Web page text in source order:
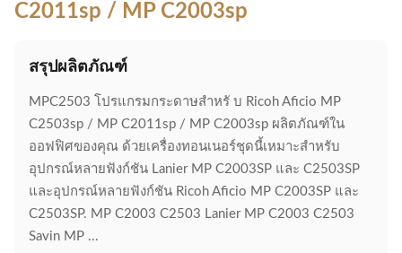
C2011sp / MP C2003sp
สรุปผลิตภัณฑ์
MPC2503 โปรแกรมกระดาษสําหรั บ Ricoh Aficio MP
C2503sp / MP C2011sp / MP C2003sp ผลิตภัณฑ์ใน
ออฟฟิศของคุณ ด้วยเครื่องทอนเนอร์ชุดนี้เหมาะสําหรับ
อุปกรณ์หลายฟังก์ชัน Lanier MP C2003SP และ C2503SP
และอุปกรณ์หลายฟังก์ชัน Ricoh Aficio MP C2003SP และ
C2503SP. MP C2003 C2503 Lanier MP C2003 C2503
Savin MP ...